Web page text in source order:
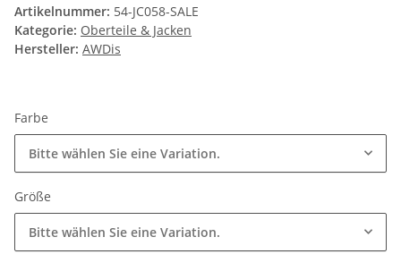
Artikelnummer: 54-JC058-SALE
Kategorie: Oberteile & Jacken
Hersteller: AWDis
Farbe
Bitte wählen Sie eine Variation.
Größe
Bitte wählen Sie eine Variation.